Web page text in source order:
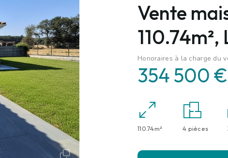
Vente
Honoraires à la charge du
354 500 €
110.74m² 4 pièces